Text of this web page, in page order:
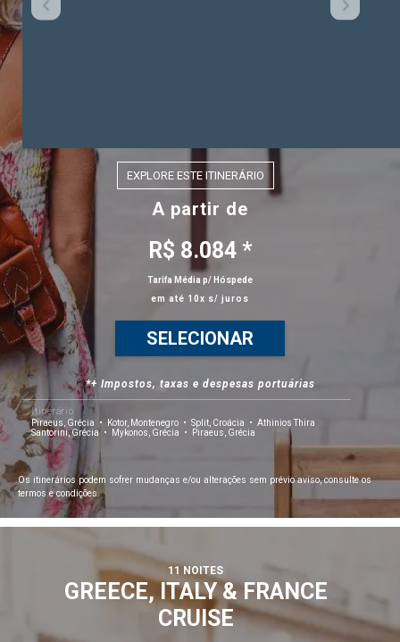
EXPLORE ESTE ITINERÁRIO
A partir de
R$ 8.084 *
Tarifa Média p/ Hóspede
em até 10x s/ juros
SELECIONAR
*+ Impostos, taxas e despesas portuárias
Itinerário
Piraeus, Grécia
Kotor, Montenegro Split, Croácia
Athinios Thira
Santorini, Grécia
Mykonos, Grécia Piraeus, Grécia
Os itinerários podem sofrer mudanças e/ou alterações sem prévio aviso, consulte os
termos e condições.
11 NOITES
GREECE, ITALY & FRANCE
CRUISE